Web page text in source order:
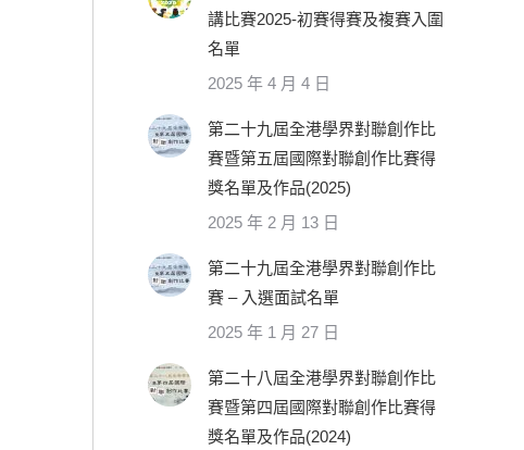
講比賽2025-初賽得賽及複賽入圍
名單
2025 年 4 月 4 日
第二十九屆全港學界對聯創作比
賽暨第五屆國際對聯創作比賽得
獎名單及作品(2025)
2025 年 2 月 13 日
第二十九屆全港學界對聯創作比
賽 – 入選面試名單
2025 年 1 月 27 日
第二十八屆全港學界對聯創作比
賽暨第四屆國際對聯創作比賽得
獎名單及作品(2024)